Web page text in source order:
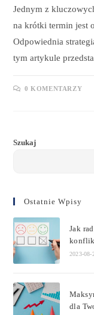
Jednym z
na krótki termin jest
Odpowiednia
tym artykule
0 KOMENTARZY
Szukaj
Ostatnie Wpisy
Jak
2023-08-
dla